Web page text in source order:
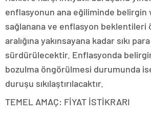
enflasyonun ana eğiliminde belirgin
sağlanana ve enflasyon beklentileri
aralığına yakınsayana kadar sıkı
sürdürülecektir. Enflasyonda
bozulma öngörülmesi durumunda
duruşu sıkılaştırılacaktır.
TEMEL AMAÇ: FİYAT İSTİKRARI